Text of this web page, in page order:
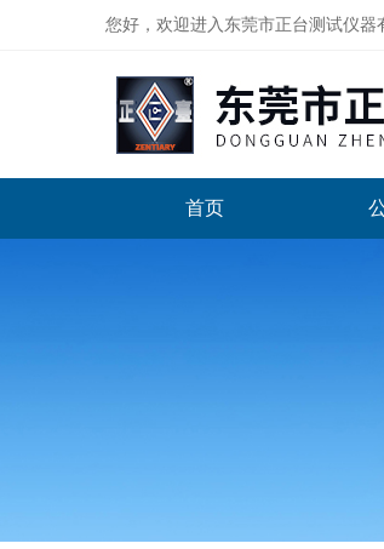
您好，欢迎进入东莞市正台测试仪器
首页